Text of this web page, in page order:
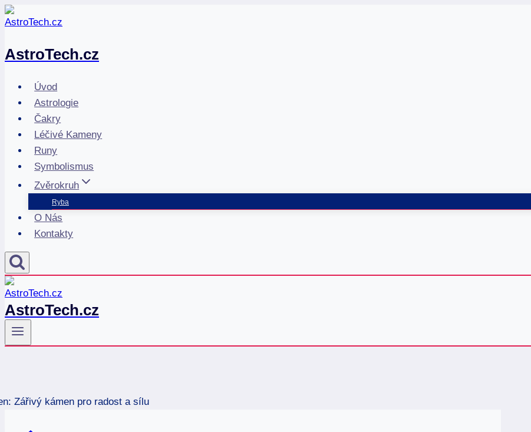
Přeskočit
na
AstroTech.cz
Úvod
Astrologie
Čakry
Léčivé Kameny
Runy
Symbolismus
Zvěrokruh
Ryba
O Nás
Kontakty
AstroTech.cz